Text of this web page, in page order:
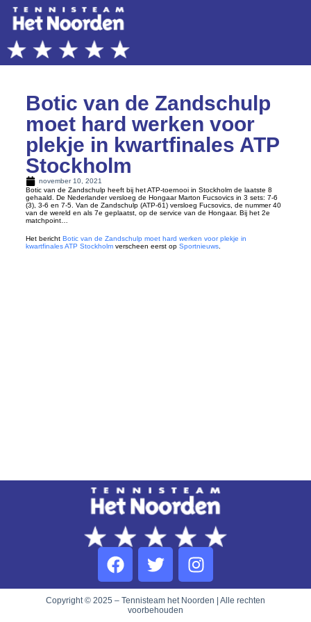
Botic van de Zandschulp
moet hard werken voor
plekje in kwartfinales ATP
Stockholm
november 10, 2021
Botic van de Zandschulp heeft bij het ATP-toernooi in Stockholm de laatste 8
gehaald. De Nederlander versloeg de Hongaar Marton Fucsovics in 3 sets: 7-6
(3), 3-6 en 7-5. Van de Zandschulp (ATP-61) versloeg Fucsovics, de nummer 40
van de wereld en als 7e geplaatst, op de service van de Hongaar. Bij het 2e
matchpoint…
Het bericht Botic van de Zandschulp moet hard werken voor plekje in
kwartfinales ATP Stockholmverscheen eerst op Sportnieuws.
Copyright © 2025 – Tennisteam het Noorden | Alle rechten
voorbehouden